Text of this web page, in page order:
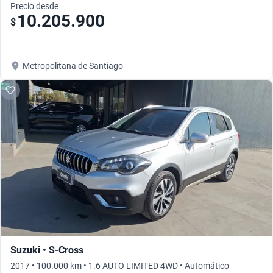
Precio desde
$ 10.205.900
Metropolitana de Santiago
Suzuki • S-Cross
2017 • 100.000 km • 1.6 AUTO LIMITED 4WD • Automático